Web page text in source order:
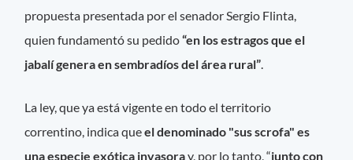
propuesta presentada por el senador Sergio Flinta,
quien fundamentó su pedido“en los estragos que el
jabalí genera en sembradíos del área rural”.
La ley, que ya está vigente en todo el territorio
correntino, indica queel denominado "sus scrofa" es
una especie exótica invasoray, por lo tanto, “junto con